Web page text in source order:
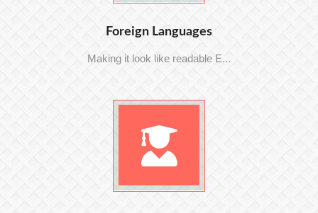
Foreign Languages
Making it look like readable E...